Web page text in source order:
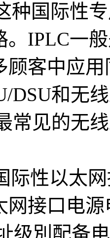
国际性专
。IPLC一
顾客中应
DSU和无
常见的无
性以太网
网接口电
级別配备